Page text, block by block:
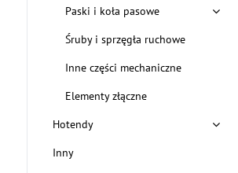
Paski i koła pasowe
Śruby i sprzęgła ruchowe
Inne części mechaniczne
Elementy złączne
Hotendy
Inny